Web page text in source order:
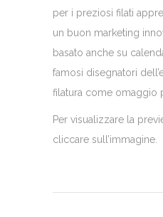
per i preziosi filati
un buon marketing
basato anche su
famosi disegnatori
filatura come omaggio
Per visualizzare la
cliccare sull’immagine.